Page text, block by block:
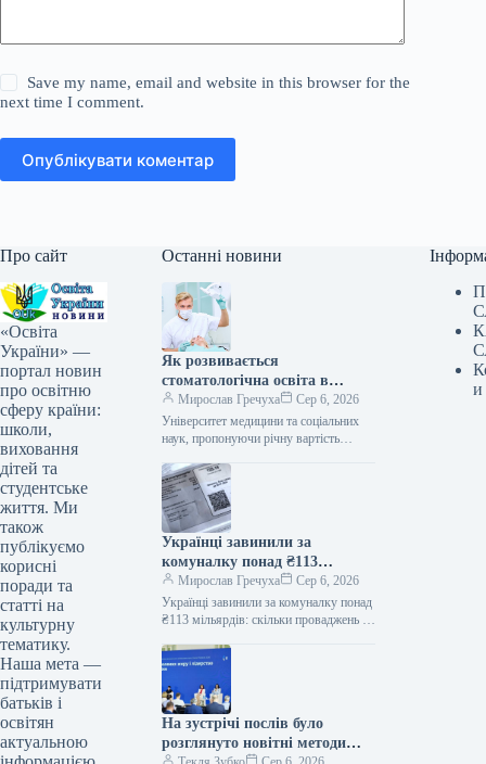
Save my name, email and website in this browser for the
next time I comment.
Опублікувати коментар
Про сайт
«Освіта
України» —
портал новин
про освітню
сферу країни:
школи,
виховання
дітей та
студентське
життя. Ми
також
публікуємо
корисні
поради та
статті на
культурну
тематику.
Наша мета —
підтримувати
батьків і
освітян
актуальною
Останні новини
Як розвивається
стоматологічна освіта в
Україні: чи завжди вища
вартість означає вищу якість?
Мирослав Гречуха
Сер 6, 2026
Університет медицини та соціальних
наук, пропонуючи річну вартість
п’ятірки навчальних закладів з
найнижчою платою…
Українці завинили за
комуналку понад ₴113
мільярдів: скільки
проваджень у реєстрі
боржників
Мирослав Гречуха
Сер 6, 2026
Українці завинили за комуналку понад
₴113 мільярдів: скільки проваджень у
06.08.2026 14:11 Укрінформ
Заборгованість українців за житлово-
комунальні…
На зустрічі послів було
розглянуто новітні методи
и